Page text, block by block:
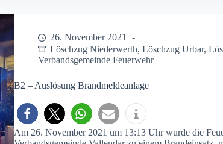
Feuerwehr
Niederwerth
26. November 2021
Löschzug Niederwerth, Löschzug Urbar,
Verbandsgemeinde Feuerwehr
B2 – Auslösung Brandmeldeanlage
Am 26. November 2021 um 13:13 Uhr wurde die